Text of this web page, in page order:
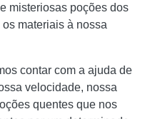
misteriosas poções dos
materiais à nossa
contar com a ajuda de
velocidade, nossa
quentes que nos